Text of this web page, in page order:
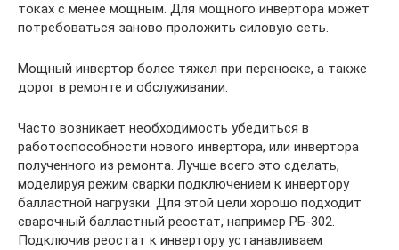
токах с менее мощным. Для мощного инвертора может
потребоваться заново проложить силовую сеть.
Мощный инвертор более тяжел при переноске, а также
дорог в ремонте и обслуживании.
Часто возникает необходимость убедиться в
работоспособности нового инвертора, или инвертора
полученного из ремонта. Лучше всего это сделать,
моделируя режим сварки подключением к инвертору
балластной нагрузки. Для этой цели хорошо подходит
сварочный балластный реостат, например РБ-302.
Подключив реостат к инвертору устанавливаем